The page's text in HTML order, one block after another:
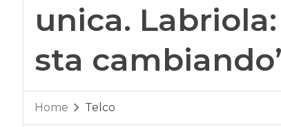
unica.
sta
Home Telco